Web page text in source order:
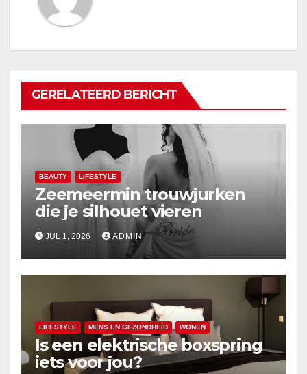
GERELATEERD BERICHT
BEAUTY LIFESTYLE
Zeemeermin trouwjurken
die je silhouet vieren
JUL 1, 2026 ADMIN
LIFESTYLE MENS EN GEZONDHEID WONEN
Is een elektrische boxspring
iets voor jou?